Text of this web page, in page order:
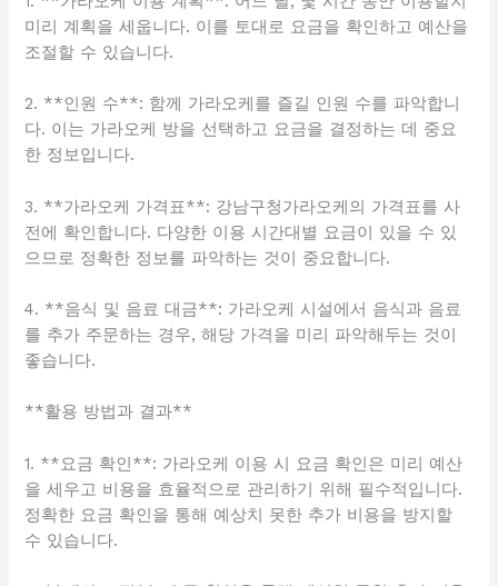
미리 계획을 세웁니다. 이를 토대로 요금을 확인하고 예산을
조절할 수 있습니다.
2. **인원 수**: 함께 가라오케를 즐길 인원 수를 파악합니
다. 이는 가라오케 방을 선택하고 요금을 결정하는 데 중요
한 정보입니다.
3. **가라오케 가격표**: 강남구청가라오케의 가격표를 사
전에 확인합니다. 다양한 이용 시간대별 요금이 있을 수 있
으므로 정확한 정보를 파악하는 것이 중요합니다.
4. **음식 및 음료 대금**: 가라오케 시설에서 음식과 음료
를 추가 주문하는 경우, 해당 가격을 미리 파악해두는 것이
좋습니다.
**활용 방법과 결과**
1. **요금 확인**: 가라오케 이용 시 요금 확인은 미리 예산
을 세우고 비용을 효율적으로 관리하기 위해 필수적입니다.
정확한 요금 확인을 통해 예상치 못한 추가 비용을 방지할
수 있습니다.